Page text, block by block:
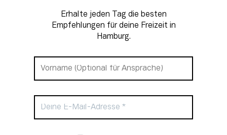
Erhalte jeden Tag die besten
Empfehlungen für deine Freizeit in
Hamburg.